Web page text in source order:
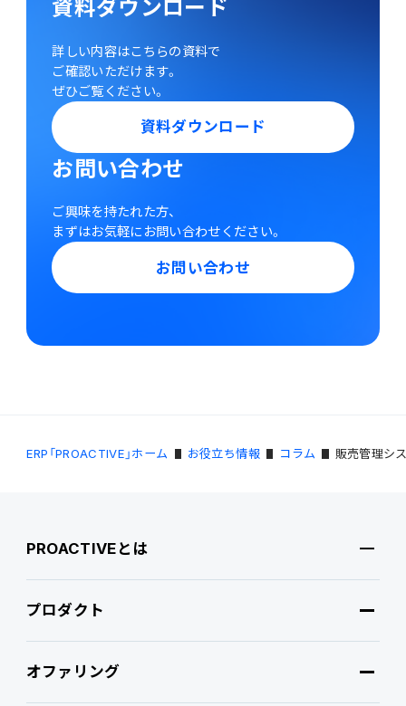
資料ダウンロード
詳しい内容はこちらの資料で
ご確認いただけます。
ぜひご覧ください。
資料ダウンロード
お問い合わせ
ご興味を持たれた方、
まずはお気軽にお問い合わせください。
お問い合わせ
ERP「PROACTIVE」ホーム お役立ち情報 コラム 販売管理シ
PROACTIVEとは
PROACTIVEとは
特長・選ばれる理由
プロダクト
プロダクト
オファリング